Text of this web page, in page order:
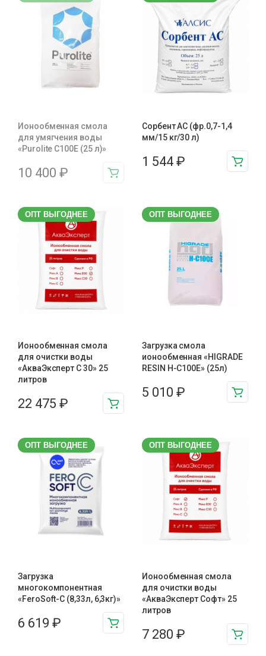
Ионообменная смола
для умягчения воды
«Purolite C100E (25 л)»
10 400 ₽
Сорбент АС (фр.0,7-1,4
мм/15 кг/30 л)
1 544 ₽
ОПТ ВЫГОДНЕЕ
Ионообменная смола
для очистки воды
«АкваЭксперт С 30» 25
литров
22 475 ₽
ОПТ ВЫГОДНЕЕ
Загрузка смола
ионообменная «HIGRADE
RESIN H-C100E» (25л)
5 010 ₽
ОПТ ВЫГОДНЕЕ
Загрузка
многокомпонентная
«FeroSoft-C (8,33л, 6,3кг)»
6 619 ₽
ОПТ ВЫГОДНЕЕ
Ионообменная смола
для очистки воды
«АкваЭксперт Софт» 25
литров
7 280 ₽